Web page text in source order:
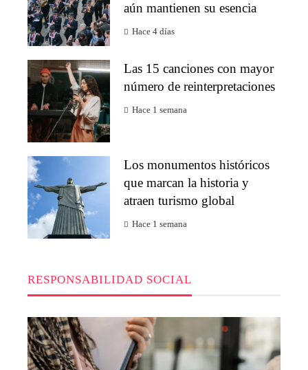
aún mantienen su esencia
Hace 4 días
Las 15 canciones con mayor
número de reinterpretaciones
Hace 1 semana
Los monumentos históricos
que marcan la historia y
atraen turismo global
Hace 1 semana
RESPONSABILIDAD SOCIAL